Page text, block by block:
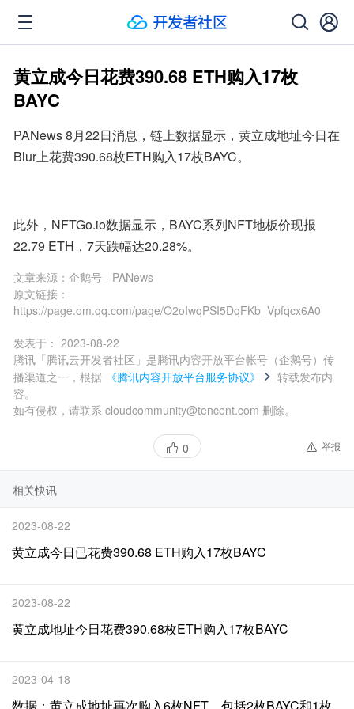
黄立成今日花费390.68 ETH购入17枚
BAYC
PANews 8月22日消息，链上数据显示，黄立成地址今日在
Blur上花费390.68枚ETH购入17枚BAYC。
此外，NFTGo.io数据显示，BAYC系列NFT地板价现报
22.79 ETH，7天跌幅达20.28%。
文章来源： 企鹅号 - PANews
原文链接：
https://page.om.qq.com/page/O2oIwqPSI5DqFKb_Vpfqcx6A0
发表于： 2023-08-22
腾讯「腾讯云开发者社区」是腾讯内容开放平台帐号（企鹅号）传
播渠道之一，根据
《腾讯内容开放平台服务协议》
转载发布内
容。
如有侵权，请联系 cloudcommunity@tencent.com 删除。
0 举报
相关快讯
2023-08-22
黄立成今日已花费390.68 ETH购入17枚BAYC
2023-08-22
黄立成地址今日花费390.68枚ETH购入17枚BAYC
2023-04-18